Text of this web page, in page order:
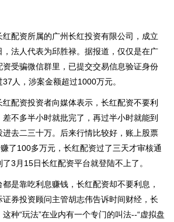
红配资所属的广州长红投资有限公司，成立
法人代表为邱胜禄。据报道，仅仅是在广
受骗微信群里，已提交交易信息验证身份
人，涉案金额超过1000万元。
配资投资者向媒体表示，长红配资不要利
不多半小时就批完了，再过半小时就能到
去二三十万。后来行情比较好，账上股票
了100多万元，长红配资过了三天才审核通
3月15日长红配资平台就登陆不上了。
是靠吃利息赚钱，长红配资却不要利息，
券投资顾问主管胡志伟告诉时间财经，长
种“玩法”在业内有一个专门的叫法--“虚拟盘